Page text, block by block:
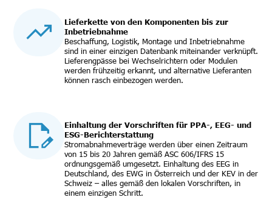
Lieferkette von den Komponenten bis zur
Inbetriebnahme
Beschaffung, Logistik, Montage und Inbetriebnahme
sind in einer einzigen Datenbank miteinander verknüpft.
Lieferengpässe bei Wechselrichtern oder Modulen
werden frühzeitig erkannt, und alternative Lieferanten
können rasch einbezogen werden.
Einhaltung der Vorschriften für PPA-, EEG- und
ESG-Berichterstattung
Stromabnahmeverträge werden über einen Zeitraum
von 15 bis 20 Jahren gemäß ASC 606/IFRS 15
ordnungsgemäß umgesetzt. Einhaltung des EEG in
Deutschland, des EWG in Österreich und der KEV in der
Schweiz – alles gemäß den lokalen Vorschriften, in
einem einzigen Schritt.